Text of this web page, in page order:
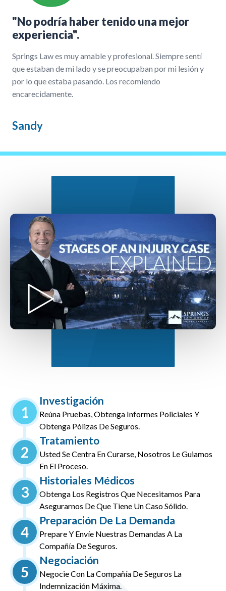
"No podría haber tenido una mejor
experiencia".
Springs Law es muy amable y profesional. Siempre sentí
que estaban de mi lado y se preocupaban por mi lesión y
por lo que estaba pasando. Los recomiendo
encarecidamente.
Sandy
1
Investigación
Reúna Pruebas, Obtenga Informes Policiales Y
Obtenga Pólizas De Seguros.
2
Tratamiento
Usted Se Centra En Curarse, Nosotros Le Guiamos
En El Proceso.
3
Historiales Médicos
Obtenga Los Registros Que Necesitamos Para
Asegurarnos De Que Tiene Un Caso Sólido.
4
Preparación De La Demanda
Prepare Y Envíe Nuestras Demandas A La
Compañía De Seguros.
5
Negociación
Negocie Con La Compañía De Seguros La
Indemnización Máxima.